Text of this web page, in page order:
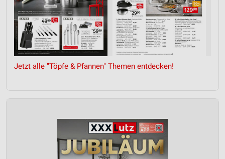
Jetzt alle "Töpfe & Pfannen" Themen entdecken!